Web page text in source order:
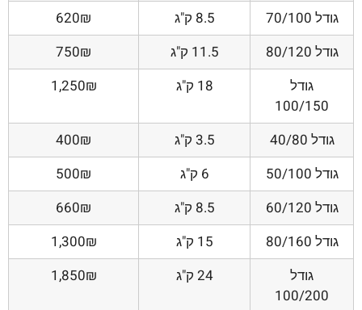
גודל 70/100
8.5 ק"ג
620₪
גודל 80/120
11.5 ק"ג
750₪
גודל
100/150
18 ק"ג 1,250₪
גודל 40/80 3.5 ק"ג
400₪
גודל 50/100
6 ק"ג
500₪
גודל 60/120
8.5 ק"ג
660₪
גודל 80/160
15 ק"ג
1,300₪
גודל
100/200
24 ק"ג 1,850₪